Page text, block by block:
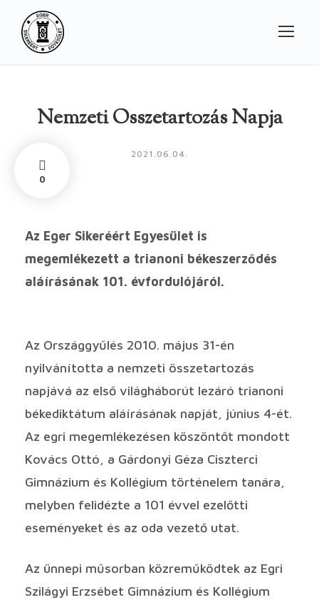
Nemzeti Összetartozás Napja
2021.06.04.
0
Az Eger Sikeréért Egyesület is
megemlékezett a trianoni békeszerződés
aláírásának 101. évfordulójáról.
Az Országgyűlés 2010. május 31-én
nyilvánította a nemzeti összetartozás
napjává az első világháborút lezáró trianoni
békediktátum aláírásának napját, június 4-ét.
Az egri megemlékezésen köszöntőt mondott
Kovács Ottó, a Gárdonyi Géza Ciszterci
Gimnázium és Kollégium történelem tanára,
melyben felidézte a 101 évvel ezelőtti
eseményeket és az oda vezető utat.
Az ünnepi műsorban közreműködtek az Egri
Szilágyi Erzsébet Gimnázium és Kollégium